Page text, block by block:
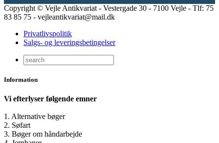
Copyright © Vejle Antikvariat - Vestergade 30 - 7100 Vejle - Tlf: 75
83 85 75 - vejleantikvariat@mail.dk
Privatlivspolitik
Salgs- og leveringsbetingelser
Information
Vi efterlyser følgende emner
1. Alternative bøger
2. Søfart
3. Bøger om håndarbejde